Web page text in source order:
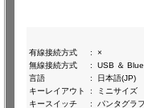
有線接続方式
:
×
無線接続方式
:
USB ＆
言語
:
日本語(JP)
キーレイアウト
:
ミニサイズ
キースイッチ
:
パンタグラフ